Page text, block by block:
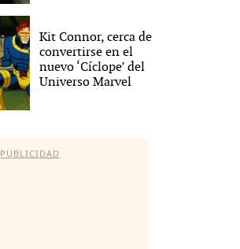
Kit Connor, cerca de
convertirse en el
nuevo ‘Cíclope’ del
Universo Marvel
PUBLICIDAD